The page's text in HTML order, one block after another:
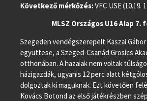
Következő mérkőzés:VFC USE (10.19.
MLSZ Országos U16 Alap 7.
Szegeden vendégszerepelt Kaszai Gábor
együttese, a Szeged-Csanád Grosics
otthonában. A hazaiak nem voltak
házigazdák, ugyanis 12 perc alatt
dolgoztak ki maguknak. Ezt követően
Kovács Botond az első játékrészben